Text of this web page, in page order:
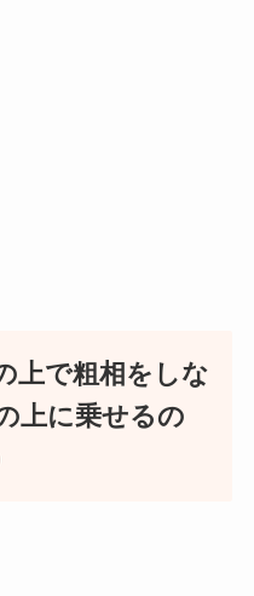
上で粗相をしな
上に乗せるの